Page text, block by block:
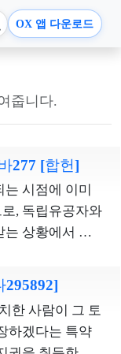
OX 앱 다운로드
줍니다.
277 [합헌]
시점에 이미
, 독립유공자와
상황에서 그
여지가 없다. 사
정과 복지의
서 보면 상당한
서로를 달리 취
295892]
한 사람이 그 토
하겠다는 특약